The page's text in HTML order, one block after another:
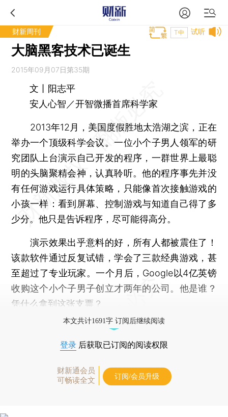
财新周刊 试听
T中
大脑黑客技术已诞生
2015年09月07日第35期
文丨阳志平
安人心智／开智微播首席科学家
2013年12月，美国度假胜地太浩湖之滨，正在
举办一个顶级科学会议。一位小个子男人领军的研
究团队上台演示自己开发的程序，一群世界上最聪
明的头脑聚精会神，认真聆听。他的程序事先并没
有任何游戏运行具体策略，只能像首次接触游戏的
小孩一样：看到屏幕、控制游戏与知道自己得了多
少分。他只是告诉程序，尽可能得高分。
演示效果出乎意料的好，所有人都被震住了！
该款软件通过反复试错，学会了三款经典游戏，甚
至超过了专业玩家。一个月后，Google以4亿英镑
收购这个小个子男子创立才两年的公司。他是谁？
凭什么拿到这张支票？
本文共计1691字 订阅后继续阅读
登录 后获取已订阅的阅读权限
财新通会员
可畅读全文
订阅/会员升级